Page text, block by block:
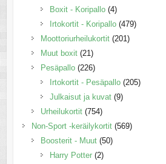
Boxit - Koripallo (4)
Irtokortit - Koripallo (479)
Moottoriurheilukortit (201)
Muut boxit (21)
Pesäpallo (226)
Irtokortit - Pesäpallo (205)
Julkaisut ja kuvat (9)
Urheilukortit (754)
Non-Sport -keräilykortit (569)
Boosterit - Muut (50)
Harry Potter (2)